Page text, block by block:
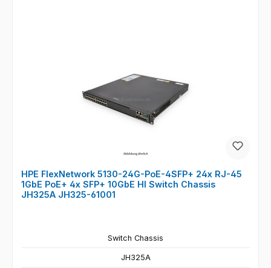
HPE FlexNetwork 5130-24G-PoE-4SFP+ 24x RJ-45
1GbE PoE+ 4x SFP+ 10GbE HI Switch Chassis
JH325A JH325-61001
Switch Chassis
JH325A